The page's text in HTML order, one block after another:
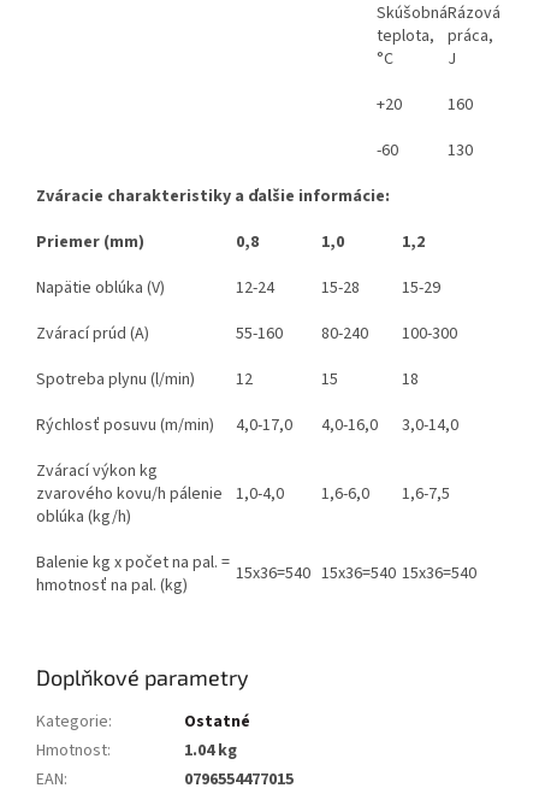
Skúšobná
teplota,
°C
Rázová
práca,
J
+20
160
-60
130
Zváracie charakteristiky a ďalšie informácie:
Priemer (mm)
0,8 1,0
1,2
Napätie oblúka (V)
12-24 15-28
15-29
Zvárací prúd (A)
55-160 80-240
100-300
Spotreba plynu (l/min)
12 15
18
Rýchlosť posuvu (m/min)
4,0-17,0 4,0-16,0
3,0-14,0
Zvárací výkon kg
zvarového kovu/h pálenie
oblúka (kg/h)
1,0-4,0 1,6-6,0 1,6-7,5
Balenie kg x počet na pal. =
hmotnosť na pal. (kg)
15x36=540 15x36=540 15x36=540
Doplňkové parametry
Kategorie:
Ostatné
Hmotnost:
1.04 kg
EAN:
0796554477015